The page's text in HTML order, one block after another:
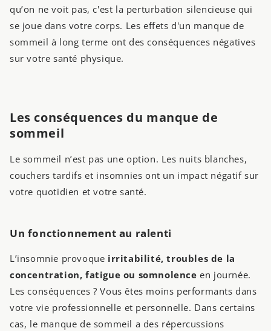
qu’on ne voit pas, c'est la perturbation silencieuse qui
se joue dans votre corps. Les effets d'un manque de
sommeil à long terme ont des conséquences négatives
sur votre santé physique.
Les conséquences du manque de
sommeil
Le sommeil n’est pas une option. Les nuits blanches,
couchers tardifs et insomnies ont un impact négatif sur
votre quotidien et votre santé.
Un fonctionnement au ralenti
L’insomnie provoque irritabilité, troubles de la
concentration, fatigue ou somnolence en journée.
Les conséquences ? Vous êtes moins performants dans
votre vie professionnelle et personnelle. Dans certains
cas, le manque de sommeil a des répercussions